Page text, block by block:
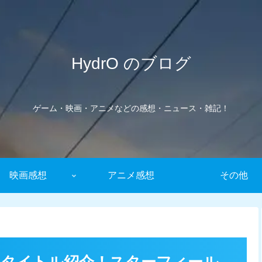
HydrO のブログ
ゲーム・映画・アニメなどの感想・ニュース・雑記！
映画感想 アニメ感想 その他